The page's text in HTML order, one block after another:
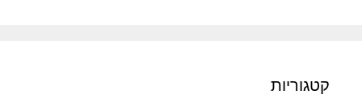
קטגוריות